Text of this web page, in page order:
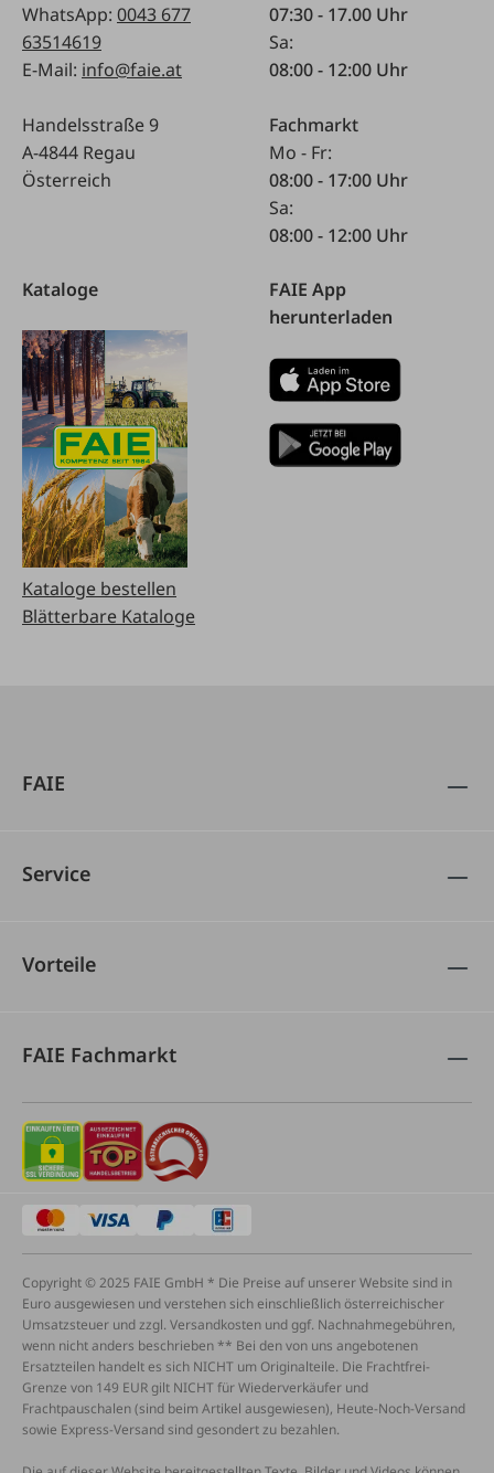
WhatsApp: 0043 677
63514619
E-Mail: info@faie.at
Handelsstraße 9
A-4844 Regau
Österreich
07:30 - 17.00 Uhr
Sa:
08:00 - 12:00 Uhr
Fachmarkt
Mo - Fr:
08:00 - 17:00 Uhr
Sa:
08:00 - 12:00 Uhr
Kataloge
Kataloge bestellen
Blätterbare Kataloge
FAIE App
herunterladen
FAIE
Service
Vorteile
FAIE Fachmarkt
Copyright © 2025 FAIE GmbH * Die Preise auf unserer Website sind in
Euro ausgewiesen und verstehen sich einschließlich österreichischer
Umsatzsteuer und zzgl. Versandkosten und ggf. Nachnahmegebühren,
wenn nicht anders beschrieben ** Bei den von uns angebotenen
Ersatzteilen handelt es sich NICHT um Originalteile. Die Frachtfrei-
Grenze von 149 EUR gilt NICHT für Wiederverkäufer und
Frachtpauschalen (sind beim Artikel ausgewiesen), Heute-Noch-Versand
sowie Express-Versand sind gesondert zu bezahlen.